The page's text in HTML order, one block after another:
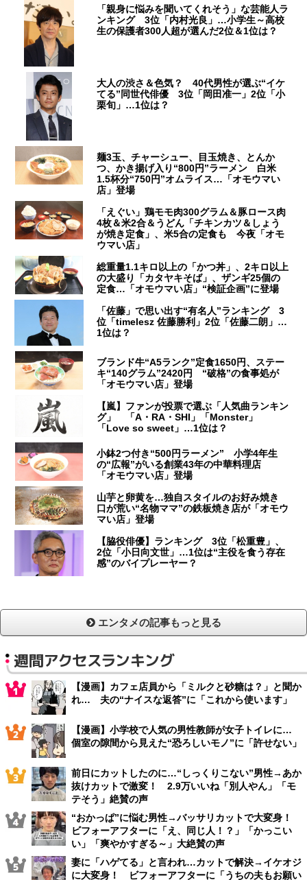
「親身に悩みを聞いてくれそう」な芸能人ラ
ンキング 3位「内村光良」…小学生～高校
生の保護者300人超が選んだ2位＆1位は？
大人の渋さ＆色気？ 40代男性が選ぶ“イケ
てる”同世代俳優 3位「岡田准一」2位「小
栗旬」…1位は？
麺3玉、チャーシュー、目玉焼き、とんか
つ、かき揚げ入り“800円”ラーメン 白米
1.5杯分“750円”オムライス…「オモウマい
店」登場
「えぐい」鶏モモ肉300グラム＆豚ロース肉
4枚＆米2合＆うどん「チキンカツ＆しょう
が焼き定食」、米5合の定食も 今夜「オモ
ウマい店」
総重量1.1キロ以上の「かつ丼」、2キロ以上
の大盛り「カタヤキそば」、ザンギ25個の
定食…「オモウマい店」“検証企画”に登場
「佐藤」で思い出す“有名人”ランキング 3
位「timelesz 佐藤勝利」2位「佐藤二朗」…
1位は？
ブランド牛“A5ランク”定食1650円、ステー
キ“140グラム”2420円 “破格”の食事処が
「オモウマい店」登場
【嵐】ファンが投票で選ぶ「人気曲ランキン
グ」 「A・RA・SHI」「Monster」
「Love so sweet」…1位は？
小鉢2つ付き“500円ラーメン” 小学4年生
の“広報”がいる創業43年の中華料理店
「オモウマい店」登場
山芋と卵黄を…独自スタイルのお好み焼き
口が荒い“名物ママ”の鉄板焼き店が「オモウ
マい店」登場
【脇役俳優】ランキング 3位「松重豊」、
2位「小日向文世」…1位は“主役を食う存在
感”のバイプレーヤー？
エンタメの記事もっと見る
週間アクセスランキング
【漫画】カフェ店員から「ミルクと砂糖は？」と聞か
れ… 夫の“ナイスな返答”に「これから使います」
【漫画】小学校で人気の男性教師が女子トイレに…
個室の隙間から見えた“恐ろしいモノ”に「許せない」
前日にカットしたのに…“しっくりこない”男性→あか
抜けカットで激変！ 2.9万いいね「別人やん」「モ
テそう」絶賛の声
“おかっぱ”に悩む男性→バッサリカットで大変身！
ビフォーアフターに「え、同じ人！？」「かっこい
い」「爽やかすぎる～」大絶賛の声
妻に「ハゲてる」と言われ…カットで解決→イケオジ
に大変身！ ビフォーアフターに「うちの夫もお願い